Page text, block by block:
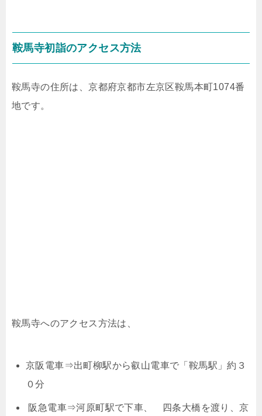
鞍馬寺初詣のアクセス方法
鞍馬寺の住所は、京都府京都市左京区鞍馬本町1074番
地です。
鞍馬寺へのアクセス方法は、
京阪電車⇒出町柳駅から叡山電車で「鞍馬駅」約３
０分
阪急電車⇒河原町駅で下車、 四条大橋を渡り、京